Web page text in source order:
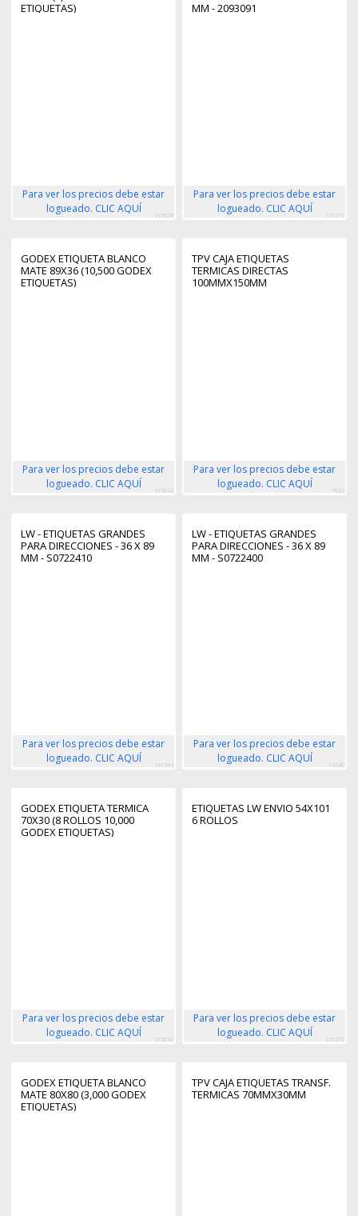
ETIQUETAS)
Para ver los precios debe estar
logueado. CLIC AQUÍ
315029
MM - 2093091
Para ver los precios debe estar
logueado. CLIC AQUÍ
161271
GODEX ETIQUETA BLANCO
MATE 89X36 (10,500 GODEX
ETIQUETAS)
Para ver los precios debe estar
logueado. CLIC AQUÍ
315042
TPV CAJA ETIQUETAS
TERMICAS DIRECTAS
100MMX150MM
Para ver los precios debe estar
logueado. CLIC AQUÍ
7032
LW - ETIQUETAS GRANDES
PARA DIRECCIONES - 36 X 89
MM - S0722410
Para ver los precios debe estar
logueado. CLIC AQUÍ
161293
LW - ETIQUETAS GRANDES
PARA DIRECCIONES - 36 X 89
MM - S0722400
Para ver los precios debe estar
logueado. CLIC AQUÍ
13540
GODEX ETIQUETA TERMICA
70X30 (8 ROLLOS 10,000
GODEX ETIQUETAS)
Para ver los precios debe estar
logueado. CLIC AQUÍ
315030
ETIQUETAS LW ENVIO 54X101
6 ROLLOS
Para ver los precios debe estar
logueado. CLIC AQUÍ
161272
GODEX ETIQUETA BLANCO
MATE 80X80 (3,000 GODEX
ETIQUETAS)
TPV CAJA ETIQUETAS TRANSF.
TERMICAS 70MMX30MM